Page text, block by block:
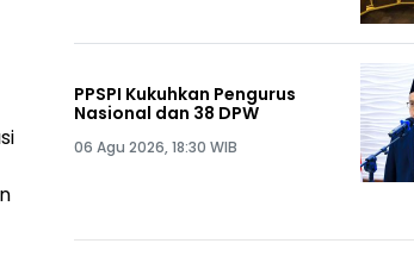
PPSPI Kukuhkan Pengurus
Nasional dan 38 DPW
06 Agu 2026, 18:30 WIB